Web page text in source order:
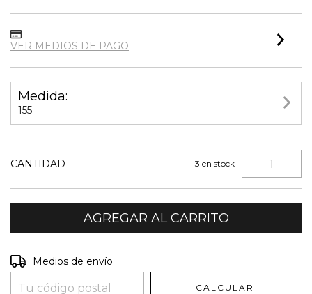
VER MEDIOS DE PAGO
Medida:
155
CANTIDAD 3 en stock
Entregas para el CP:
Medios de envío
CALCULAR